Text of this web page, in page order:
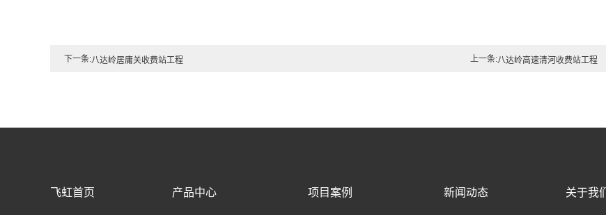
下一条:八达岭居庸关收费站工程 上一条:八达岭高速清河收费站工程
飞虹首页 产品中心 项目案例 新闻动态 关于我们